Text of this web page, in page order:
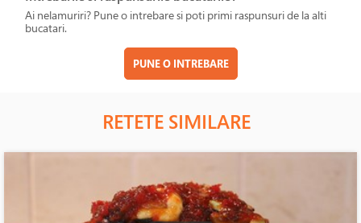
Ai nelamuriri? Pune o intrebare si poti primi raspunsuri de la alti
bucatari.
PUNE O INTREBARE
RETETE SIMILARE